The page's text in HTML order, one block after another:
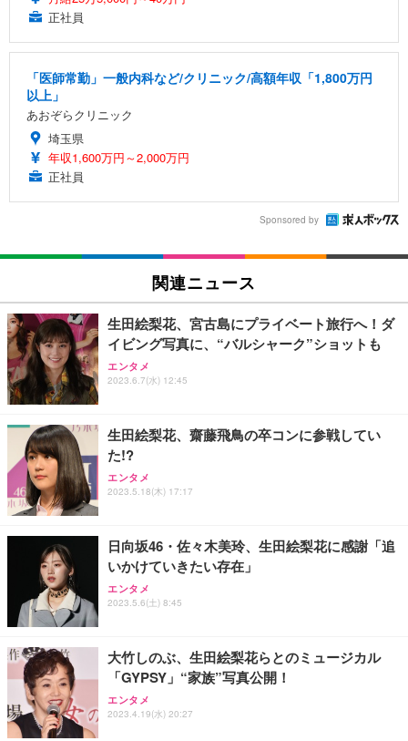
正社員
「医師常勤」一般内科など/クリニック/高額年収「1,800万円
以上」
あおぞらクリニック
埼玉県
年収1,600万円～2,000万円
正社員
Sponsored by
関連ニュース
生田絵梨花、宮古島にプライベート旅行へ！ダ
イビング写真に、“バルシャーク”ショットも
エンタメ
2023.6.7(水) 12:45
生田絵梨花、齋藤飛鳥の卒コンに参戦してい
た!?
エンタメ
2023.5.18(木) 17:17
日向坂46・佐々木美玲、生田絵梨花に感謝「追
いかけていきたい存在」
エンタメ
2023.5.6(土) 8:45
大竹しのぶ、生田絵梨花らとのミュージカル
「GYPSY」“家族”写真公開！
エンタメ
2023.4.19(水) 20:27